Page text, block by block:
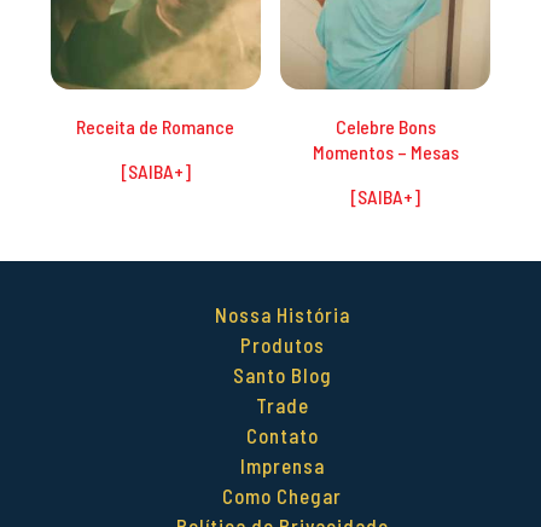
Receita de Romance
Celebre Bons
Momentos – Mesas
Nossa História
Produtos
Santo Blog
Trade
Contato
Imprensa
Como Chegar